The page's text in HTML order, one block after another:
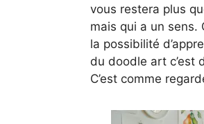
vous restera plus
mais qui a un sens.
la possibilité
du doodle art c’est
C’est comme